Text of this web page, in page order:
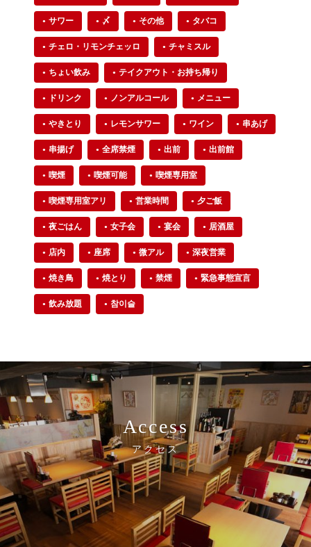
サワー 〆 その他 タバコ
チェロ・リモンチェッロ チャミスル
ちょい飲み テイクアウト・お持ち帰り
ドリンク ノンアルコール メニュー
やきとり レモンサワー ワイン 串あげ
串揚げ 全席禁煙 出前 出前館
喫煙 喫煙可能 喫煙専用室
喫煙専用室アリ 営業時間 夕ご飯
夜ごはん 女子会 宴会 居酒屋
店内 座席 微アル 深夜営業
焼き鳥 焼とり 禁煙 緊急事態宣言
飲み放題 참이슬
Access
アクセス